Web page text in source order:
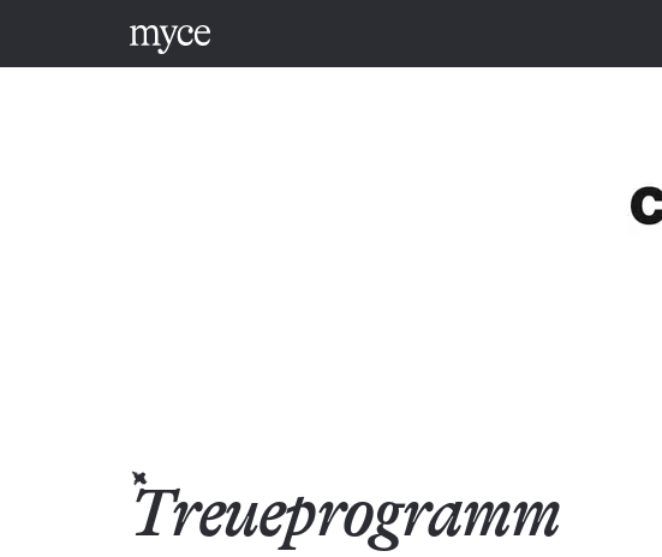
Treueprogramm